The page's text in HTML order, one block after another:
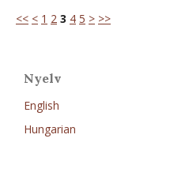
<< < 1 2 3 4 5 > >>
Nyelv
English
Hungarian